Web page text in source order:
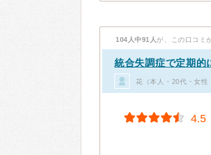
104人中91人 が、この口コミ
統合失調症で定期的
花（本人・20代・女性
4.5